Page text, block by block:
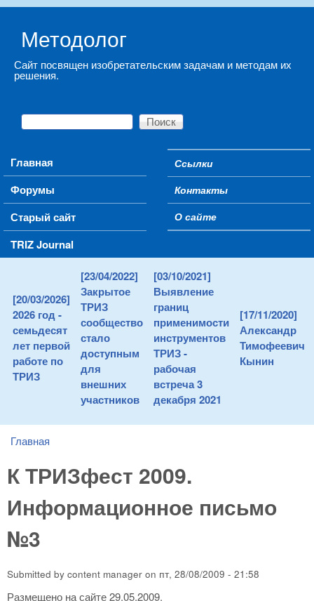
Методолог
Сайт посвящен изобретательским задачам и методам их
решения.
Форма поиска
Поиск
Main menu
Главная
Форумы
Старый сайт
TRIZ Journal
Secondary menu
Ссылки
Контакты
О сайте
[20/03/2026]
2026 год -
семьдесят
лет первой
работе по
ТРИЗ
[23/04/2022]
Закрытое
ТРИЗ
сообщество
стало
доступным
для
внешних
участников
[03/10/2021]
Выявление
границ
применимости
инструментов
ТРИЗ -
рабочая
встреча 3
декабря 2021
[17/11/2020]
Александр
Тимофеевич
Кынин
You are here
Главная
К ТРИЗфест 2009.
Информационное письмо
№3
Submitted by content manager on пт, 28/08/2009 - 21:58
Размещено на сайте 29.05.2009.